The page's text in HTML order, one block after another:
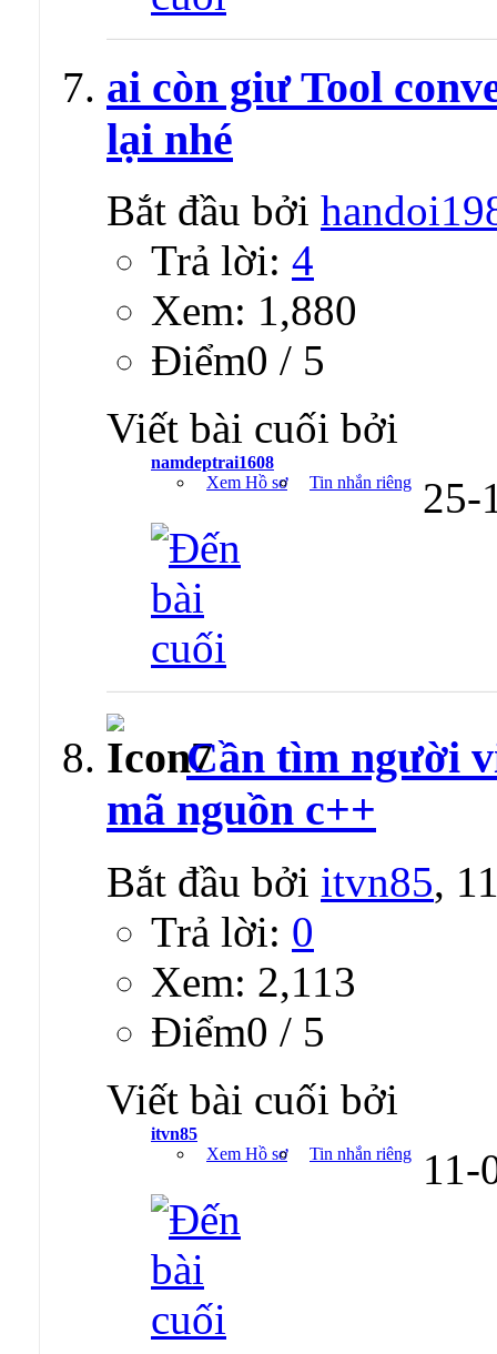
ai còn giư Tool
lại nhé
Bắt đầu bởi
Trả lời: 4
Xem: 1,880
Ðiểm0 / 5
Viết bài cuối bởi
namdeptrai1608
Xem Hồ sơ
Tin nhắn riêng 25-
Cần tìm người
mã nguồn c++
Bắt đầu bởi itvn85,
Trả lời: 0
Xem: 2,113
Ðiểm0 / 5
Viết bài cuối bởi
itvn85
Xem Hồ sơ
Tin nhắn riêng 11-